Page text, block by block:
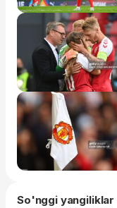
So'nggi yangiliklar